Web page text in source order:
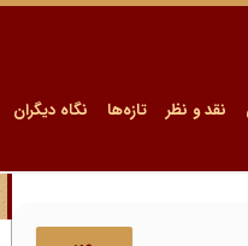
نقد و نظر تازه‌ها نگاه دیگران